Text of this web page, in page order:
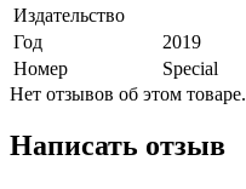
Издательство
Год
2019
Номер
Special
Нет отзывов об этом товаре.
Написать отзыв